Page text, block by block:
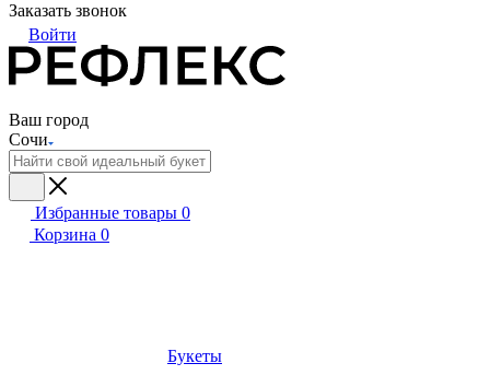
Заказать звонок
Войти
Ваш город
Сочи
Избранные товары 0
Корзина 0
Букеты